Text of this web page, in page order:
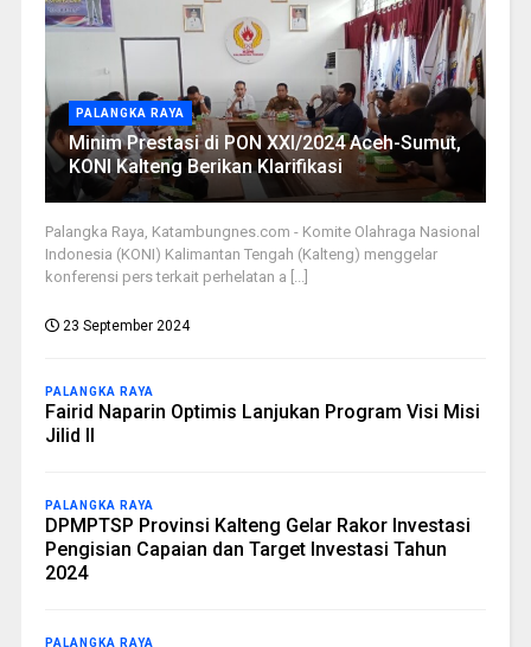
PALANGKA RAYA
Minim Prestasi di PON XXI/2024 Aceh-Sumut,
KONI Kalteng Berikan Klarifikasi
Palangka Raya, Katambungnes.com - Komite Olahraga Nasional
Indonesia (KONI) Kalimantan Tengah (Kalteng) menggelar
konferensi pers terkait perhelatan a [...]
23 September 2024
PALANGKA RAYA
Fairid Naparin Optimis Lanjukan Program Visi Misi
Jilid II
PALANGKA RAYA
DPMPTSP Provinsi Kalteng Gelar Rakor Investasi
Pengisian Capaian dan Target Investasi Tahun
2024
PALANGKA RAYA